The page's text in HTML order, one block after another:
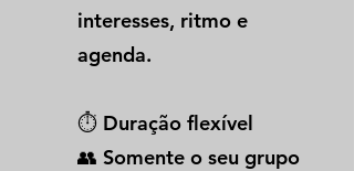
interesses, ritmo e
agenda.
⏱️ Duração flexível
👥 Somente o seu grupo